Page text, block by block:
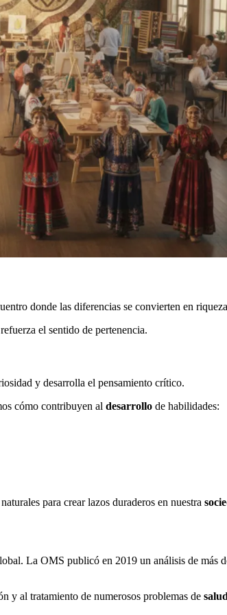
donde las diferencias se convierten en
el sentido de pertenencia.
y desarrolla el pensamiento crítico.
cómo contribuyen al desarrollo de habilidades:
para crear lazos duraderos en nuestra
La OMS publicó en 2019 un análisis de más
y al tratamiento de numerosos problemas de